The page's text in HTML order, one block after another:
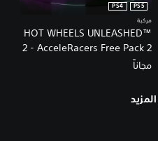
HOT WHEELS UNLEASHED™
2 - AcceleRacers Free Pack 2
PS5
PS4
مركبة
مجاناً